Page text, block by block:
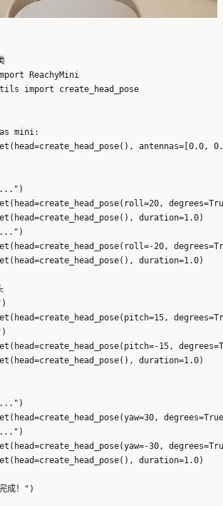
ReachyMini
import create_head_pose
mini:
antennas=[0.0,
duration=1.0)
20,
duration=1.0)
15,
duration=1.0)
30,
duration=1.0)